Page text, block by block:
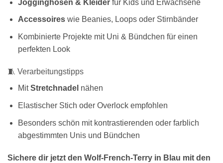
Jogginghosen & Kleiderfür Kids und Erwachsene
Accessoireswie Beanies, Loops oder Stirnbänder
Kombinierte Projekte mit Uni & Bündchen für einen
perfekten Look
🧵 Verarbeitungstipps
MitStretchnadel nähen
Elastischer Stich oder Overlock empfohlen
Besonders schön mit kontrastierenden oder farblich
abgestimmten Unis und Bündchen
Sichere dir jetzt den Wolf-French-Terry in Blau mit den